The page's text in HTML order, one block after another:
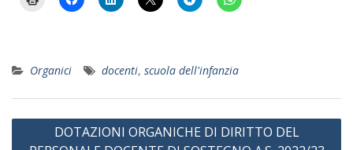
Organici docenti, scuola dell'infanzia
Navigazione
articoli
DOTAZIONI ORGANICHE DI DIRITTO DEL